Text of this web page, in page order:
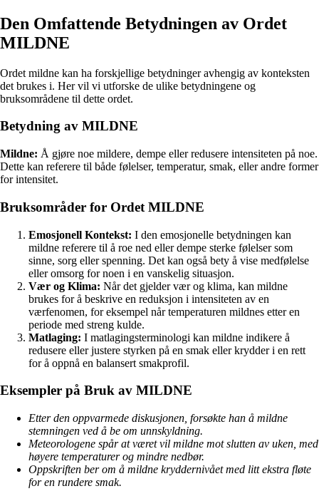
Den Omfattende Betydningen av Ordet
MILDNE
Ordet mildne kan ha forskjellige betydninger avhengig av konteksten
det brukes i. Her vil vi utforske de ulike betydningene og
bruksområdene til dette ordet.
Betydning av MILDNE
Mildne: Å gjøre noe mildere, dempe eller redusere intensiteten på noe.
Dette kan referere til både følelser, temperatur, smak, eller andre former
for intensitet.
Bruksområder for Ordet MILDNE
Emosjonell Kontekst: I den emosjonelle betydningen kan
mildne referere til å roe ned eller dempe sterke følelser som
sinne, sorg eller spenning. Det kan også bety å vise medfølelse
eller omsorg for noen i en vanskelig situasjon.
Vær og Klima: Når det gjelder vær og klima, kan mildne
brukes for å beskrive en reduksjon i intensiteten av en
værfenomen, for eksempel når temperaturen mildnes etter en
periode med streng kulde.
Matlaging: I matlagingsterminologi kan mildne indikere å
redusere eller justere styrken på en smak eller krydder i en rett
for å oppnå en balansert smakprofil.
Eksempler på Bruk av MILDNE
Etter den oppvarmede diskusjonen, forsøkte han å mildne
stemningen ved å be om unnskyldning.
Meteorologene spår at været vil mildne mot slutten av uken, med
høyere temperaturer og mindre nedbør.
Oppskriften ber om å mildne kryddernivået med litt ekstra fløte
for en rundere smak.